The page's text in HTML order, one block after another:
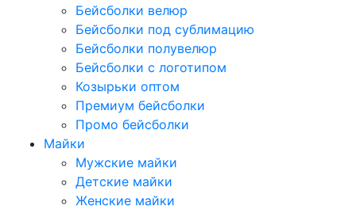
Бейсболки велюр
Бейсболки под сублимацию
Бейсболки полувелюр
Бейсболки с логотипом
Козырьки оптом
Премиум бейсболки
Промо бейсболки
Майки
Мужские майки
Детские майки
Женские майки